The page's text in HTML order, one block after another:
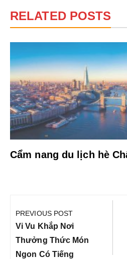
RELATED POSTS
Cẩm nang du lịch hè
hướng
bài
viết
PREVIOUS POST
Previous
Post:
Vi Vu Khắp Nơi
Thưởng Thức Món
Ngon Có Tiếng